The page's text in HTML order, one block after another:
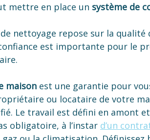
mettre en place un système de
de nettoyage repose sur la
est importante pour le
maison est une garantie pour
ou locataire de votre
Le travail est défini en amont
obligatoire, à l’instar d’un